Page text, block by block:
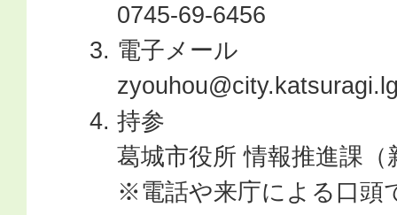
0745-69-6456
電子メール
持参
葛城市役所 情報推進課（
※電話や来庁による口頭